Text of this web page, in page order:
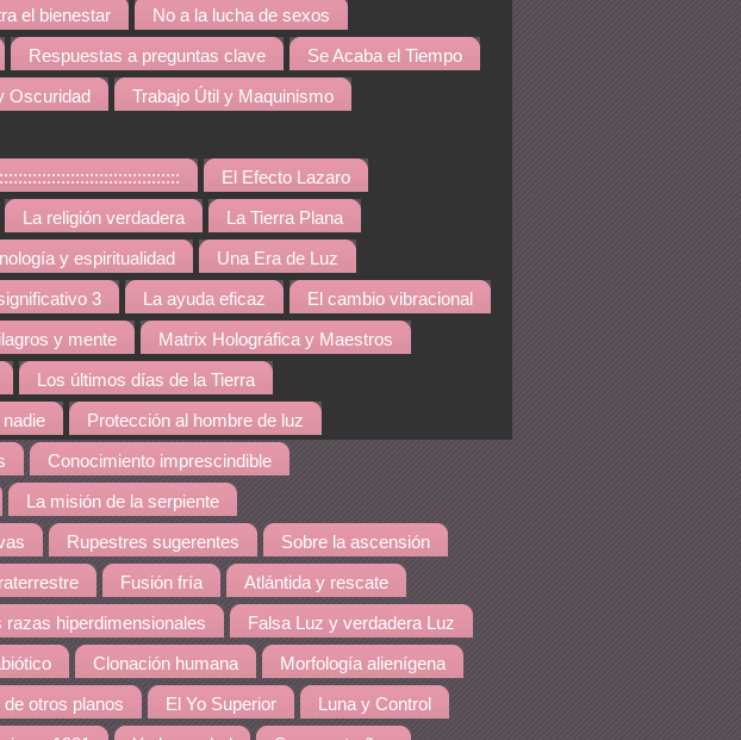
el bienestar No a la lucha de sexos
Respuestas a preguntas clave Se Acaba el Tiempo
Oscuridad Trabajo Útil y Maquinismo
El Efecto Lazaro
La religión verdadera La Tierra Plana
y espiritualidad Una Era de Luz
3 La ayuda eficaz El cambio vibracional
y mente Matrix Holográfica y Maestros
Los últimos días de la Tierra
Protección al hombre de luz
Conocimiento imprescindible
La misión de la serpiente
Rupestres sugerentes Sobre la ascensión
Fusión fría Atlántida y rescate
razas hiperdimensionales Falsa Luz y verdadera Luz
Clonación humana Morfología alienígena
otros planos El Yo Superior Luna y Control